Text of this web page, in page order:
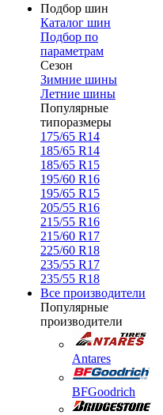
Подбор шин
Каталог шин
Подбор по
параметрам
Сезон
Зимние шины
Летние шины
Популярные
типоразмеры
175/65 R14
185/65 R14
185/65 R15
195/60 R16
195/65 R15
205/55 R16
215/55 R16
215/60 R17
225/60 R18
235/55 R17
235/55 R18
Все производители
Популярные
производители
Antares
BFGoodrich